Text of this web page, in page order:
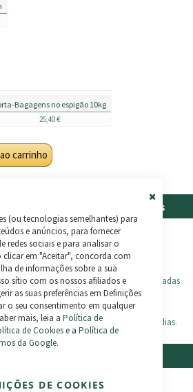
Close
Cookie
(ou tecnologias semelhantes) para
e anúncios, para fornecer
redes sociais e para analisar o
clicar em "Aceitar", concorda com
de informações sobre a sua
sítio com os nossos afiliados e
as suas preferências em Definições
o seu consentimento em qualquer
mais, leia a Política de
de Cookiese a Política de
da Google.
DE COOKIES
Bagagens no espigão 10kg
25,40 €
carrinho
e3
de1
Envios e Devoluções
ENVIO GRÁTISem pedidos
superiores a 500€.
Todas as encomendas são enviadas
100% asseguradas.
Devoluções possíveis até 30 dias.
Consulta asPerguntas